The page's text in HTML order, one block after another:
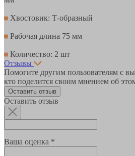
Хвостовик: Т-образный
Рабочая длина 75 мм
Количество: 2 шт
Отзывы
Помогите другим пользователям с
кто поделится своим мнением об
Оставить отзыв
Оставить отзыв
Ваша оценка *